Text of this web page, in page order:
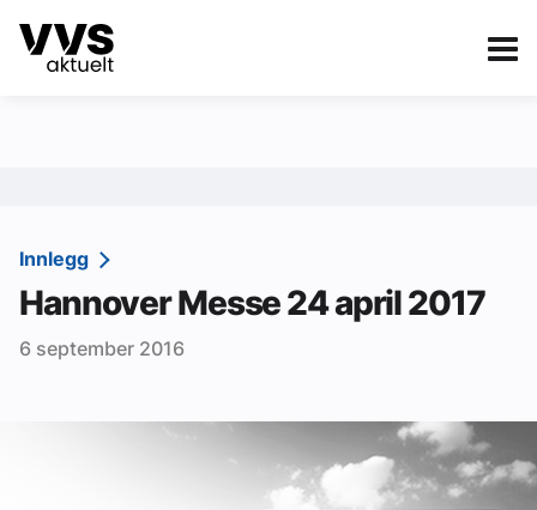
Kategorier
Sanitær
Ventilasjon
Varme og energi
Innlegg
Hannover Messe 24 april 2017
6 september 2016